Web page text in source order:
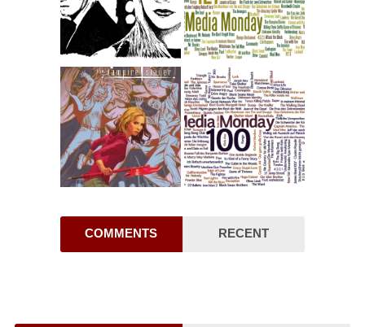
COMMENTS RECENT